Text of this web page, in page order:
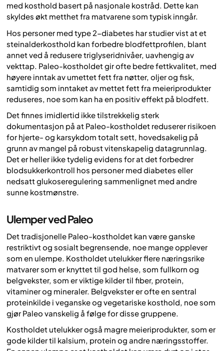
med kosthold basert på nasjonale kostråd. Dette kan
skyldes økt metthet fra matvarene som typisk inngår.
Hos personer med type 2-diabetes har studier vist at et
steinalderkosthold kan forbedre blodfettprofilen, blant
annet ved å redusere triglyseridnivåer, uavhengig av
vekttap. Paleo-kostholdet gir ofte bedre fettkvalitet, med
høyere inntak av umettet fett fra nøtter, oljer og fisk,
samtidig som inntaket av mettet fett fra meieriprodukter
reduseres, noe som kan ha en positiv effekt på blodfett.
Det finnes imidlertid ikke tilstrekkelig sterk
dokumentasjon på at Paleo-kostholdet reduserer risikoen
for hjerte- og karsykdom totalt sett, hovedsakelig på
grunn av mangel på robust vitenskapelig datagrunnlag.
Det er heller ikke tydelig evidens for at det forbedrer
blodsukkerkontroll hos personer med diabetes eller
nedsatt glukoseregulering sammenlignet med andre
sunne kostmønstre.
Ulemper ved Paleo
Det tradisjonelle Paleo-kostholdet kan være ganske
restriktivt og sosialt begrensende, noe mange opplever
som en ulempe. Kostholdet utelukker flere næringsrike
matvarer som er knyttet til god helse, som fullkorn og
belgvekster, som er viktige kilder til fiber, protein,
vitaminer og mineraler. Belgvekster er ofte en sentral
proteinkilde i veganske og vegetariske kosthold, noe som
gjør Paleo vanskelig å følge for disse gruppene.
Kostholdet utelukker også magre meieriprodukter, som er
gode kilder til kalsium, protein og andre næringsstoffer.